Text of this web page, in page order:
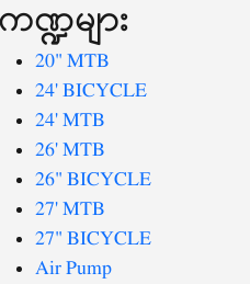
ကဏ္ဍများ
20" MTB
24' BICYCLE
24' MTB
26' MTB
26" BICYCLE
27' MTB
27" BICYCLE
Air Pump